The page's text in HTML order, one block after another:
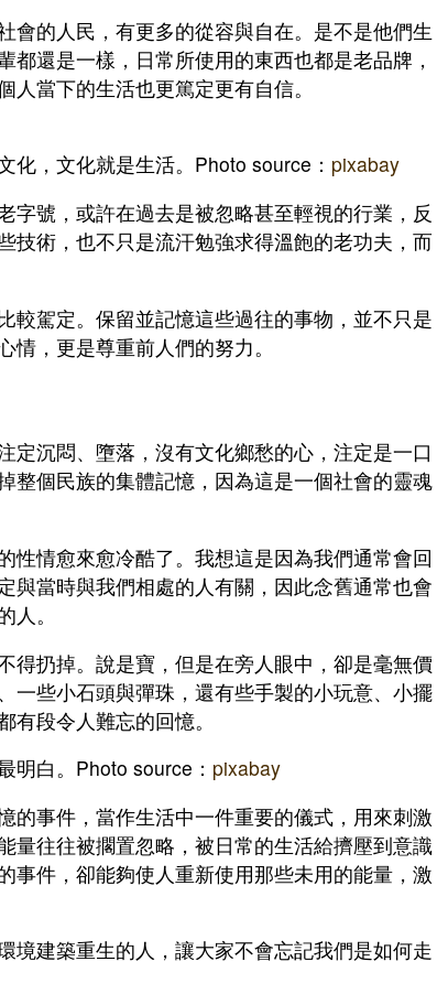
會的人民，有更多的從容與自在。是不是他們生
還是一樣，日常所使用的東西也都是老品牌，
當下的生活也更篤定更有自信。
，文化就是生活。Photo source： pixabay
字號，或許在過去是被忽略甚至輕視的行業，反
技術，也不只是流汗勉強求得溫飽的老功夫，而
較駕定。保留並記憶這些過往的事物，並不只是
，更是尊重前人們的努力。
定沉悶、墮落，沒有文化鄉愁的心，注定是一口
整個民族的集體記憶，因為這是一個社會的靈魂
性情愈來愈冷酷了。我想這是因為我們通常會回
與當時與我們相處的人有關，因此念舊通常也會
。
得扔掉。說是寶，但是在旁人眼中，卻是毫無價
一些小石頭與彈珠，還有些手製的小玩意、小擺
段令人難忘的回憶。
明白。Photo source： pixabay
的事件，當作生活中一件重要的儀式，用來刺激
量往往被擱置忽略，被日常的生活給擠壓到意識
事件，卻能夠使人重新使用那些未用的能量，激
境建築重生的人，讓大家不會忘記我們是如何走